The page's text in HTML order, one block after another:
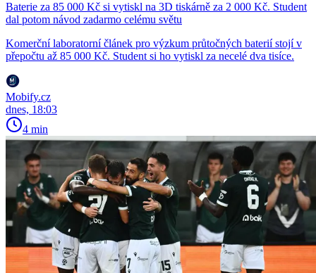
Baterie za 85 000 Kč si vytiskl na 3D tiskárně za 2 000 Kč. Student
dal potom návod zadarmo celému světu
Komerční laboratorní článek pro výzkum průtočných baterií stojí v
přepočtu až 85 000 Kč. Student si ho vytiskl za necelé dva tisíce.
Mobify.cz
dnes, 18:03
4 min